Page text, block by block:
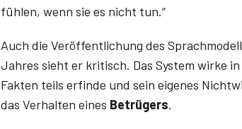
fühlen, wenn sie es nicht tun.“
Auch die Veröffentlichung des
Jahres sieht er kritisch. Das System wirke
Fakten teils erfinde und sein eigenes
das Verhalten eines Betrügers.